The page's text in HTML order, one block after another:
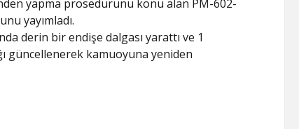
yapma prosedürünü konu alan PM-602-
yayımladı.
derin bir endişe dalgası yarattı ve 1
güncellenerek kamuoyuna yeniden